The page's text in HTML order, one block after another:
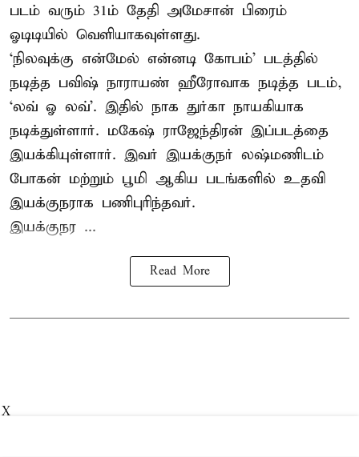
படம் வரும் 31ம் தேதி அமேசான் பிரைம்
ஓடிடியில் வெளியாகவுள்ளது.
‘நிலவுக்கு என்மேல் என்னடி கோபம்’ படத்தில்
நடித்த பவிஷ் நாராயண் ஹீரோவாக நடித்த படம்,
‘லவ் ஓ லவ்’. இதில் நாக துர்கா நாயகியாக
நடிக்துள்ளார். மகேஷ் ராஜேந்திரன் இப்படத்தை
இயக்கியுள்ளார். இவர் இயக்குநர் லஷ்மணிடம்
போகன் மற்றும் பூமி ஆகிய படங்களில் உதவி
இயக்குநராக பணிபுரிந்தவர்.
இயக்குநர ...
Read More
X